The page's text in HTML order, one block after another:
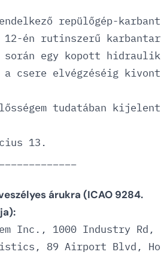
repülőgép-
én rutinszerű
egy kopott
csere elvégzéséig
tudatában
13.
árukra (ICAO 9284.
Inc., 1000 Industry Rd,
89 Airport Blvd,